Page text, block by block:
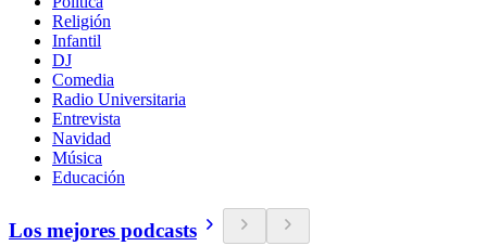
Religión
Infantil
DJ
Comedia
Radio Universitaria
Entrevista
Navidad
Música
Educación
Los mejores podcasts